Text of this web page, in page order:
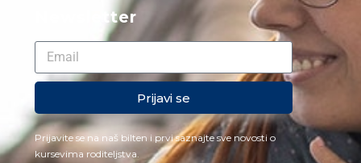
Newsletter
Prijavi se
Prijavite se na naš bilten i prvi saznajte sve novosti o
kursevima roditeljstva.